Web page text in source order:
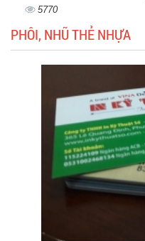
5770
PHÔI, NHŨ THẺ NHỰA